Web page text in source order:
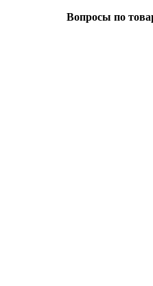
Вопросы по